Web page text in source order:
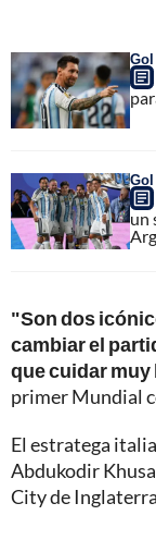
Gol
Gol
un
"Son dos
cambiar el
que cuidar muy
primer Mundial
El estratega
Abdukodir
City de